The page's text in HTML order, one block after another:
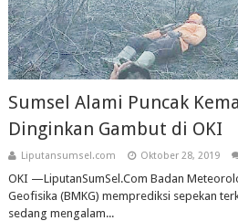
Sumsel Alami Puncak
Dinginkan Gambut di OKI
Liputansumsel.com Oktober 28, 2019
OKI —LiputanSumSel.Com Badan
Geofisika (BMKG) memprediksi sepekan
sedang mengalam...